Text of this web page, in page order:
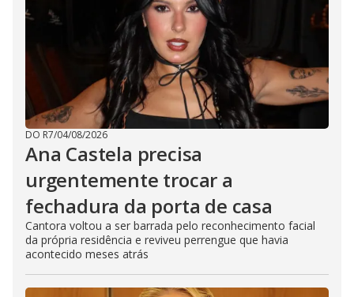
DO R7/04/08/2026
Ana Castela precisa
urgentemente trocar a
fechadura da porta de casa
Cantora voltou a ser barrada pelo reconhecimento facial
da própria residência e reviveu perrengue que havia
acontecido meses atrás